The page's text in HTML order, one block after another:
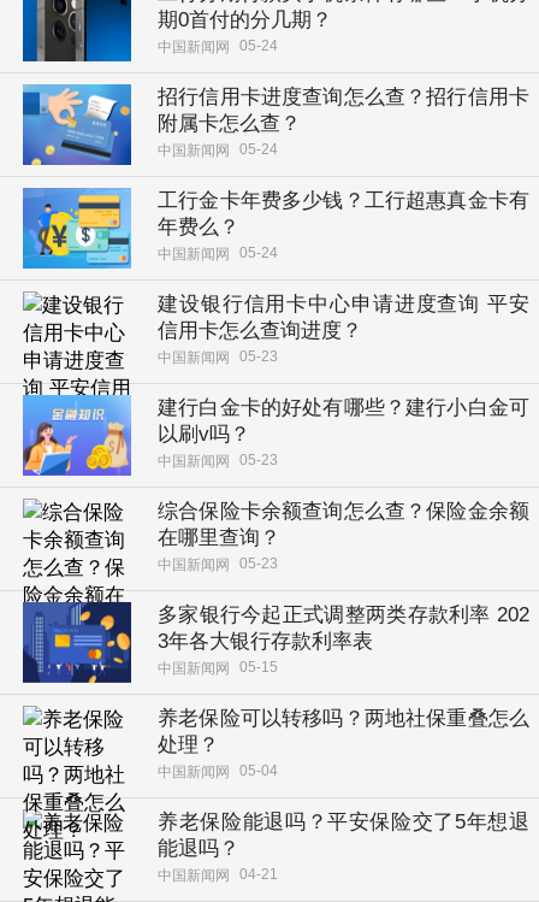
期0首付的分几期？
中国新闻网 05-24
招行信用卡进度查询怎么查？招行信用卡
附属卡怎么查？
中国新闻网 05-24
工行金卡年费多少钱？工行超惠真金卡有
年费么？
中国新闻网 05-24
建设银行信用卡中心申请进度查询 平安
信用卡怎么查询进度？
中国新闻网 05-23
建行白金卡的好处有哪些？建行小白金可
以刷v吗？
中国新闻网 05-23
综合保险卡余额查询怎么查？保险金余额
在哪里查询？
中国新闻网 05-23
多家银行今起正式调整两类存款利率 202
3年各大银行存款利率表
中国新闻网 05-15
养老保险可以转移吗？两地社保重叠怎么
处理？
中国新闻网 05-04
养老保险能退吗？平安保险交了5年想退
能退吗？
中国新闻网 04-21